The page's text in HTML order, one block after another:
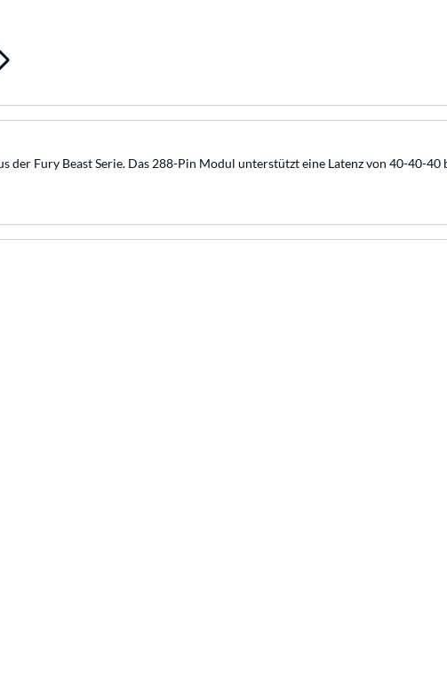
Fury Beast Serie. Das 288-Pin Modul unterstützt eine Latenz von 40-40-